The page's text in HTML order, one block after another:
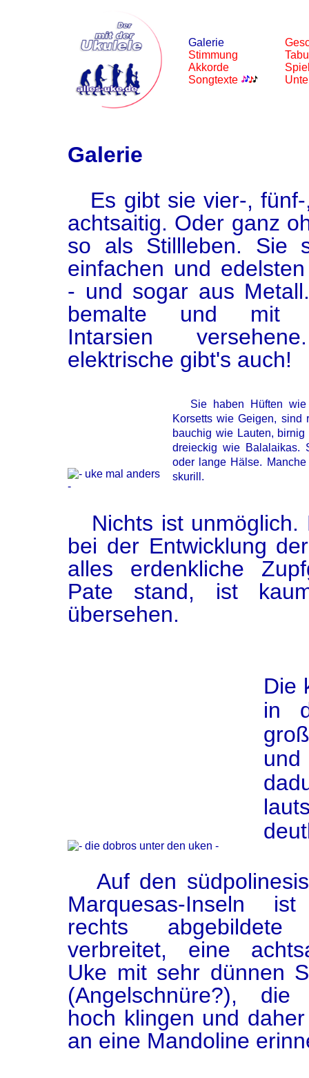
Galerie
Stimmung
Akkorde
Songtexte
Galerie
Es gibt sie vier-, fünf-
achtsaitig. Oder ganz
so als Stillleben. Sie
einfachen und
- und sogar aus
bemalte und mit
Intarsien
elektrische gibt's auch!
Sie haben Hüften wie
Korsetts wie Geigen, sind
bauchig wie Lauten,
dreieckig wie Balalaikas.
oder lange Hälse.
skurill.
Nichts ist unmöglich.
bei der Entwicklung
alles erdenkliche
Pate stand, ist
übersehen.
Die
in
Auf den
Marquesas-Inseln
rechts abgebildete
verbreitet, eine
Uke mit sehr dünnen
(Angelschnüre?), die
hoch klingen und
an eine Mandoline